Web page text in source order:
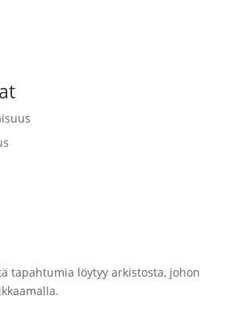
tapahtumia löytyy arkistosta, johon